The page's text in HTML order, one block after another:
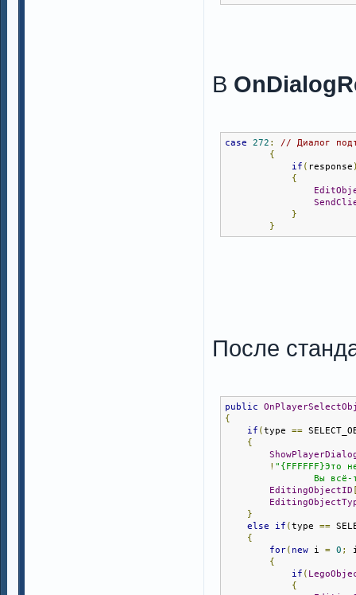
В
case 272 :
// Диалог
{
if ( response
{
}
}
После
public
{
if (type ==
{
! "{FFFFFF}Это
Вы всё-таки
EditingObjectID
}
else
if (type ==
{
for( new i = 0 ;
{
if (
{